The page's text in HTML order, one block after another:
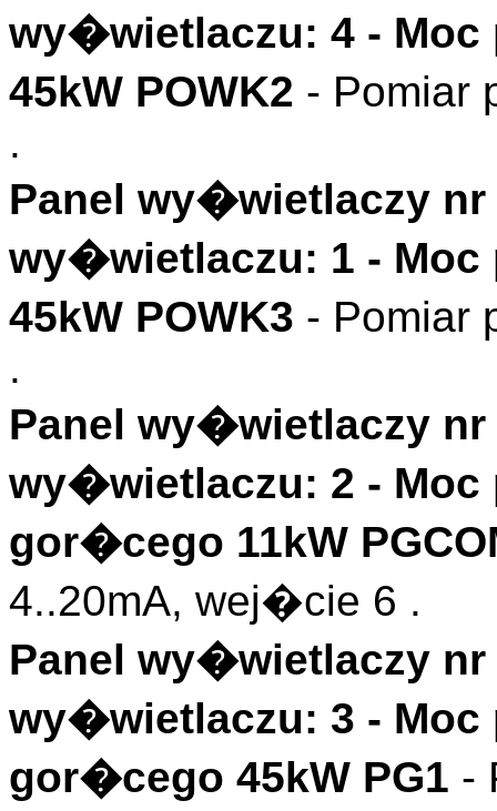
wy�wietlaczu: 4 -
45kW POWK2 - Pomiar
.
Panel wy�wietlaczy nr
wy�wietlaczu: 1 -
45kW POWK3 - Pomiar
.
Panel wy�wietlaczy nr
wy�wietlaczu: 2 - Moc
gor�cego 11kW
4..20mA, wej�cie 6 .
Panel wy�wietlaczy nr
wy�wietlaczu: 3 - Moc
gor�cego 45kW PG1 -